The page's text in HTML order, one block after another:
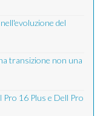
del
transizione non una
16 Plus e Dell Pro